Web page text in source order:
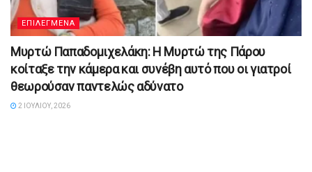
ΕΠΙΛΕΓΜΕΝΑ
Μυρτώ Παπαδομιχελάκη: Η Μυρτώ της Πάρου
κοίταξε την κάμερα και συνέβη αυτό που οι γιατροί
θεωρούσαν παντελώς αδύνατο
2 ΙΟΥΛΊΟΥ, 2026